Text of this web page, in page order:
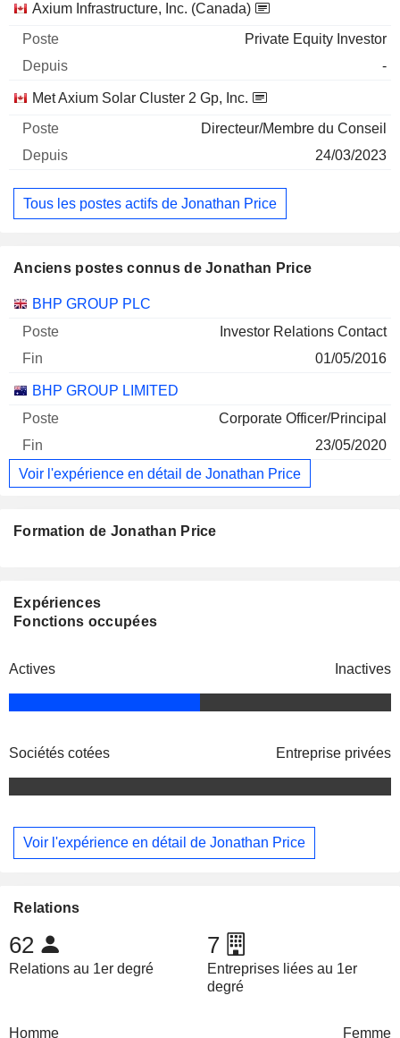
Axium Infrastructure, Inc. (Canada)
Private Equity Investor
-
Met Axium Solar Cluster 2 Gp, Inc.
Directeur/Membre du Conseil
24/03/2023
Tous les postes actifs de Jonathan Price
Anciens postes connus de Jonathan Price
Sociétés Poste Fin
BHP GROUP PLC
Investor Relations Contact
01/05/2016
BHP GROUP LIMITED
Corporate Officer/Principal
23/05/2020
Voir l'expérience en détail de Jonathan Price
Formation de Jonathan Price
Expériences
Fonctions occupées
Actives Inactives
Sociétés cotées Entreprise privées
Voir l'expérience en détail de Jonathan Price
Relations
62
Relations au 1er degré
7
Entreprises liées au 1er
degré
Homme Femme